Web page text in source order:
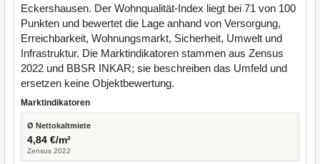
Eckershausen. Der Wohnqualität-Index liegt bei 71 von 100
Punkten und bewertet die Lage anhand von Versorgung,
Erreichbarkeit, Wohnungsmarkt, Sicherheit, Umwelt und
Infrastruktur. Die Marktindikatoren stammen aus Zensus
2022 und BBSR INKAR; sie beschreiben das Umfeld und
ersetzen keine Objektbewertung.
Marktindikatoren
Ø Nettokaltmiete
4,84 €/m²
Zensus 2022